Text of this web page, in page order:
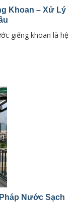
Khoan – Xử Lý
giếng khoan là hệ
Nước Sạch